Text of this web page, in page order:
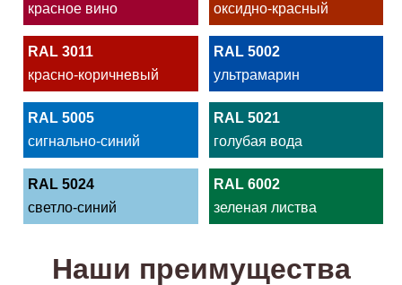
красное вино
оксидно-красный
RAL 3011
красно-коричневый
RAL 5002
ультрамарин
RAL 5005
сигнально-синий
RAL 5021
голубая вода
RAL 5024
светло-синий
RAL 6002
зеленая листва
Наши преимущества